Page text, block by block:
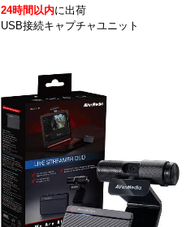
24時間以内に出荷
USB接続キャプチャユニット